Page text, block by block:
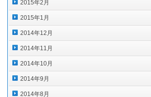
2015年2月
2015年1月
2014年12月
2014年11月
2014年10月
2014年9月
2014年8月